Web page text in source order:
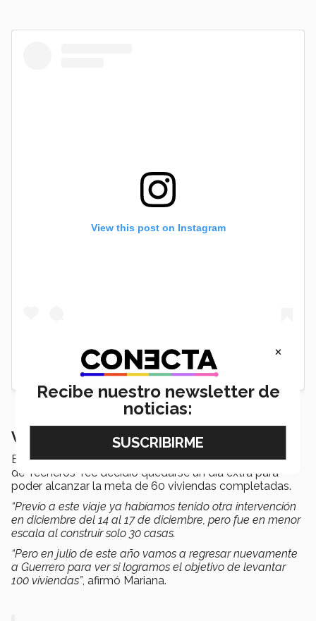
View this post on Instagram
Van por la construcción de 100 viviendas
En el viaje realizado del22 al 29 de marzo, el equipo
de Techeros Tec decidió quedarse un día extra para
poder alcanzar la meta de 60 viviendas completadas.
“Previo a este viaje ya habíamos tenido otra intervención
en diciembre del 14 al 17 de diciembre, pero fue en menor
escala al construir solo 30 casas.
“Pero en julio de este año vamos a regresar nuevamente
a Guerrero para ver si logramos el objetivo de levantar
100 viviendas”, afirmó Mariana.
×
Recibe nuestro newsletter de
noticias: